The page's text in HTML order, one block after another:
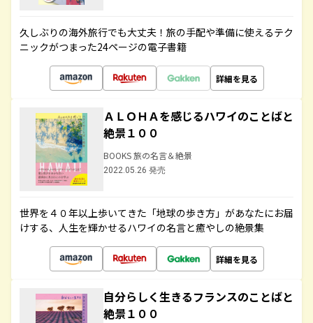
久しぶりの海外旅行でも大丈夫！旅の手配や準備に使えるテク
ニックがつまった24ページの電子書籍
詳細を見る
ＡＬＯＨＡを感じるハワイのことばと
絶景１００
BOOKS 旅の名言＆絶景
2022.05.26 発売
世界を４０年以上歩いてきた「地球の歩き方」があなたにお届
けする、人生を輝かせるハワイの名言と癒やしの絶景集
詳細を見る
自分らしく生きるフランスのことばと
絶景１００